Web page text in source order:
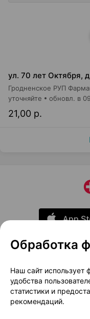
ул. 70 лет Октября,
Гродненское РУП
21,00 р.
уточняйте обновл. в
О
Размещение
Обработка
Наш сайт использует
удобства
статистики и
рекомендаций.